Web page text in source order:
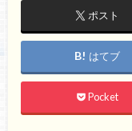
ポスト
はてブ
Pocket